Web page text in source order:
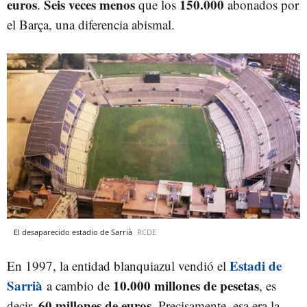
euros. Seis veces menos que los 150.000 abonados por
el Barça, una diferencia abismal.
El desaparecido estadio de Sarrià RCDE
En 1997, la entidad blanquiazul vendió el Estadi de
Sarrià a cambio de 10.000 millones de pesetas, es